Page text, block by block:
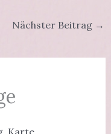
Nächster Beitrag →